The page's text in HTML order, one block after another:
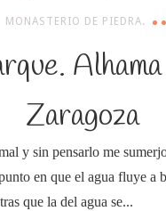
MONASTERIO DE PIEDRA.
Zaragoza
y sin pensarlo me
en que el agua fluye a
que la del agua se...